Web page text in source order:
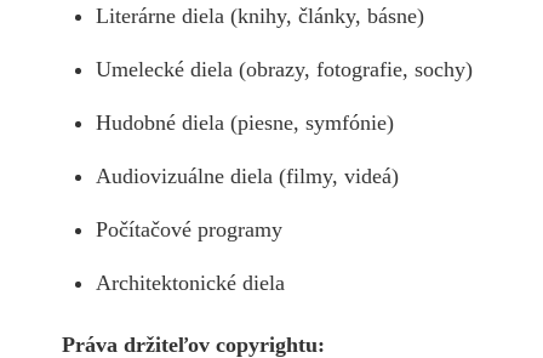
Literárne diela (knihy, články, básne)
Umelecké diela (obrazy, fotografie, sochy)
Hudobné diela (piesne, symfónie)
Audiovizuálne diela (filmy, videá)
Počítačové programy
Architektonické diela
Práva držiteľov copyrightu: